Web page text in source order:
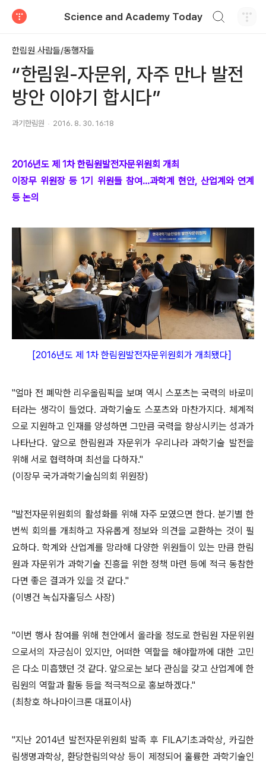
Science and Academy Today
한림원 사람들/동행자들
“한림원-자문위, 자주 만나 발전
방안 이야기 합시다”
과기한림원 2016. 8. 30. 16:18
2016년도 제 1차 한림원발전자문위원회 개최
이장무 위원장 등 1기 위원들 참여…과학계 현안, 산업계와 연계
등 논의
[2016년도 제 1차 한림원발전자문위원회가 개최됐다]
"얼마 전 폐막한 리우올림픽을 보며 역시 스포츠는 국력의 바로미
터라는 생각이 들었다. 과학기술도 스포츠와 마찬가지다. 체계적
으로 지원하고 인재를 양성하면 그만큼 국력을 향상시키는 성과가
나타난다. 앞으로 한림원과 자문위가 우리나라 과학기술 발전을
위해 서로 협력하며 최선을 다하자."
(이장무 국가과학기술심의회 위원장)
"발전자문위원회의 활성화를 위해 자주 모였으면 한다. 분기별 한
번씩 회의를 개최하고 자유롭게 정보와 의견을 교환하는 것이 필
요하다. 학계와 산업계를 망라해 다양한 위원들이 있는 만큼 한림
원과 자문위가 과학기술 진흥을 위한 정책 마련 등에 적극 동참한
다면 좋은 결과가 있을 것 같다."
(이병건 녹십자홀딩스 사장)
"이번 행사 참여를 위해 천안에서 올라올 정도로 한림원 자문위원
으로서의 자긍심이 있지만, 어떠한 역할을 해야할까에 대한 고민
은 다소 미흡했던 것 같다. 앞으로는 보다 관심을 갖고 산업계에 한
림원의 역할과 활동 등을 적극적으로 홍보하겠다."
(최창호 하나마이크론 대표이사)
"지난 2014년 발전자문위원회 발족 후 FILA기초과학상, 카길한
림생명과학상, 환당한림의약상 등이 제정되어 훌륭한 과학기술인